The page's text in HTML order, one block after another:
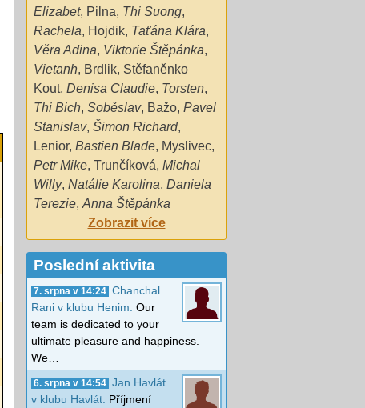
Elizabet, Pilna, Thi Suong,
Rachela, Hojdik, Taťána Klára,
Věra Adina, Viktorie Štěpánka,
Vietanh, Brdlik, Stěfaněnko
Kout, Denisa Claudie, Torsten,
Thi Bich, Soběslav, Bažo, Pavel
Stanislav, Šimon Richard,
Lenior, Bastien Blade, Myslivec,
Petr Mike, Trunčíková, Michal
Willy, Natálie Karolina, Daniela
Terezie, Anna Štěpánka
Zobrazit více
Poslední aktivita
7. srpna v 14:24 Chanchal
Rani v klubu Henim: Our
team is dedicated to your
ultimate pleasure and happiness.
We…
6. srpna v 14:54 Jan Havlát
v klubu Havlát: Příjmení